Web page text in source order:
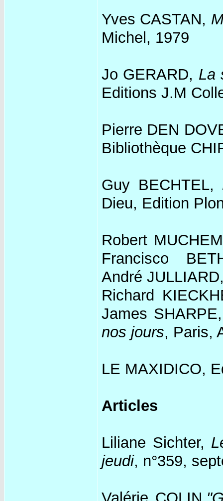
Yves CASTAN,
Michel, 1979
Jo GERARD, La
Editions J.M
Pierre DEN
Bibliothèque
Guy BECHTEL,
Dieu, Edition
Robert
Francisco
André
Richard
James SHARPE,
nos jours, Paris,
LE MAXIDICO,
Articles
Liliane Sichter,
jeudi, n°359,